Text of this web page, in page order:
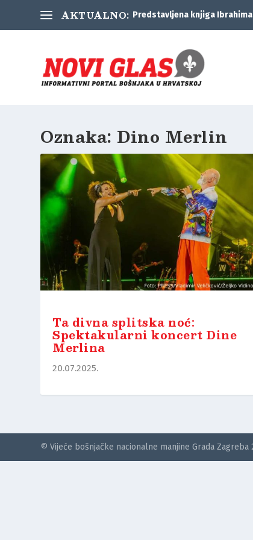
AKTUALNO: Predstavljena knjiga
Oznaka: Dino Merlin
Ta divna splitska noć:
Spektakularni koncert Dine
Merlina
20.07.2025.
© Vijeće bošnjačke nacionalne manjine Grada Zagreba